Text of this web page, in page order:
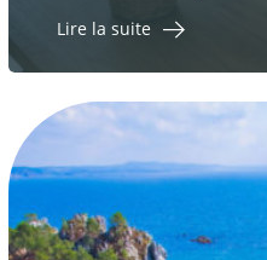
Lire la suite